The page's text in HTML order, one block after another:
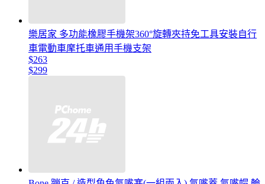
樂居家 多功能橡膠手機架360°旋轉夾持免工具安裝自行
車電動車摩托車通用手機支架
$263
$299